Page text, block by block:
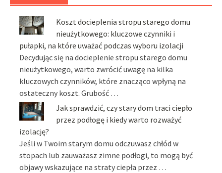
Koszt docieplenia stropu starego domu
nieużytkowego: kluczowe czynniki i
pułapki, na które uważać podczas wyboru izolacji
Decydując się na docieplenie stropu starego domu
nieużytkowego, warto zwrócić uwagę na kilka
kluczowych czynników, które znacząco wpłyną na
ostateczny koszt. Grubość …
Jak sprawdzić, czy stary dom traci ciepło
przez podłogę i kiedy warto rozważyć
izolację?
Jeśli w Twoim starym domu odczuwasz chłód w
stopach lub zauważasz zimne podłogi, to mogą być
objawy wskazujące na straty ciepła przez …